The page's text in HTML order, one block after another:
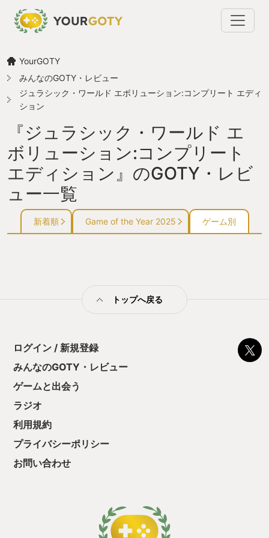
YourGOTY
みんなのGOTY・レビュー
ジュラシック・ワールド エボリューション:コンプリート エディ
ション
『ジュラシック・ワールド エ
ボリューション:コンプリート
エディション』のGOTY・レビ
ュー一覧
新着順 Game of the Year 2025 ゲーム別
トップへ戻る
ログイン / 新規登録
みんなのGOTY・レビュー
ゲームと出会う
ラジオ
利用規約
プライバシーポリシー
お問い合わせ